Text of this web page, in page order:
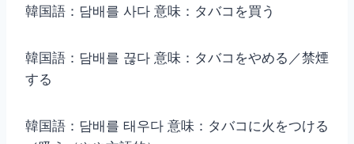
韓国語：담배를 사다 意味：タバコを買う
韓国語：담배를 끊다 意味：タバコをやめる／禁煙
する
韓国語：담배를 태우다 意味：タバコに火をつける